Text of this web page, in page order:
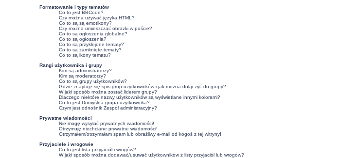
Formatowanie i typy tematów
Co to jest BBCode?
Czy można używać języka HTML?
Co to są są emotikony?
Czy można umieszczać obrazki w poście?
Co to są ogłoszenia globalne?
Co to są ogłoszenia?
Co to są przyklejone tematy?
Co to są zamknięte tematy?
Co to są ikony tematu?
Rangi użytkownika i grupy
Kim są administratorzy?
Kim są moderatorzy?
Co to są grupy użytkowników?
Gdzie znajduje się spis grup użytkowników i jak można dołączyć do grupy?
W jaki sposób można zostać liderem grupy?
Dlaczego niektóre nazwy użytkowników są wyświetlane innymi kolorami?
Co to jest Domyślna grupa użytkownika?
Czym jest odnośnik Zespół administracyjny?
Prywatne wiadomości
Nie mogę wysyłać prywatnych wiadomości!
Otrzymuję niechciane prywatne wiadomości!
Otrzymałem/otrzymałam spam lub obraźliwy e-mail od kogoś z tej witryny!
Przyjaciele i wrogowie
Co to jest lista przyjaciół i wrogów?
W jaki sposób można dodawać/usuwać użytkowników z listy przyjaciół lub wrogów?